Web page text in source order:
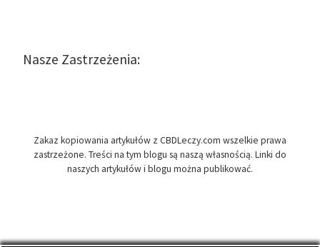
Nasze Zastrzeżenia:
Zakaz kopiowania artykułów z CBDLeczy.com wszelkie prawa
zastrzeżone. Treści na tym blogu są naszą własnością. Linki do
naszych artykułów i blogu można publikować.